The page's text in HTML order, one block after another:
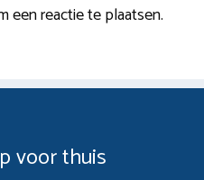
een reactie te plaatsen.
voor thuis